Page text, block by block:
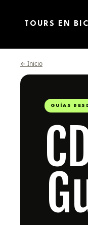
TOURS EN
← Inicio
GUÍAS